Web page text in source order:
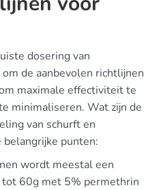
dosering van
de aanbevolen richtlijnen
maximale effectiviteit te
minimaliseren. Wat zijn de
van schurft en
punten:
wordt meestal een
60g met 5% permethrin